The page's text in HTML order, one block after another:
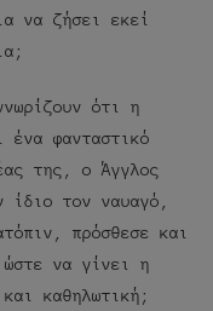
να ζήσει εκεί
ότι η
ένα φανταστικό
της, ο Άγγλος
τον ναυαγό,
πρόσθεσε και
να γίνει η
καθηλωτική;